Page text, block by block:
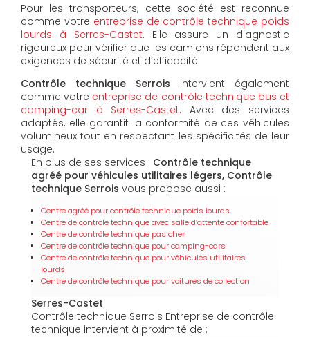
Pour les transporteurs, cette société est reconnue
comme votre entreprise de contrôle technique poids
lourds à Serres-Castet. Elle assure un diagnostic
rigoureux pour vérifier que les camions répondent aux
exigences de sécurité et d’efficacité.
Contrôle technique Serrois intervient également
comme votre entreprise de contrôle technique bus et
camping-car à Serres-Castet. Avec des services
adaptés, elle garantit la conformité de ces véhicules
volumineux tout en respectant les spécificités de leur
usage.
En plus de ses services : Contrôle technique
agréé pour véhicules utilitaires légers, Contrôle
technique Serrois vous propose aussi :
Centre agréé pour contrôle technique poids lourds
Centre de contrôle technique avec salle d’attente confortable
Centre de contrôle technique pas cher
Centre de contrôle technique pour camping-cars
Centre de contrôle technique pour véhicules utilitaires
lourds
Centre de contrôle technique pour voitures de collection
Serres-Castet
Contrôle technique Serrois Entreprise de contrôle
technique intervient à proximité de :